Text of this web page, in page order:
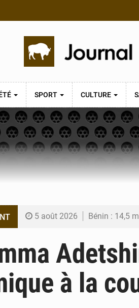
SPORT CULTURE
5 août 2026 Bénin : 14,5
4 août 2026 FÉBÉBOXE : la
3 août 2026 Valse des
à la